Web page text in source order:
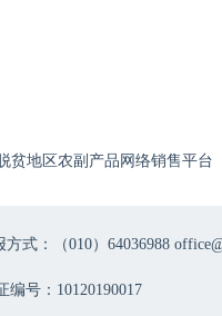
贫地区农副产品网络销售平台
式：（010）64036988
号：10120190017